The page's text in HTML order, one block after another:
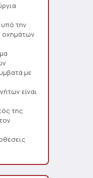
την
οχημάτων
με
είναι
της